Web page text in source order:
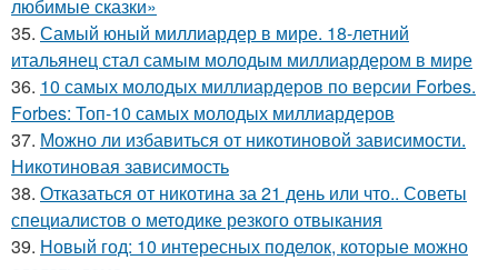
любимые сказки»
35. Самый юный миллиардер в мире. 18-летний
итальянец стал самым молодым миллиардером в мире
36. 10 самых молодых миллиардеров по версии Forbes.
Forbes: Топ-10 самых молодых миллиардеров
37. Можно ли избавиться от никотиновой зависимости.
Никотиновая зависимость
38. Отказаться от никотина за 21 день или что.. Советы
специалистов о методике резкого отвыкания
39. Новый год: 10 интересных поделок, которые можно